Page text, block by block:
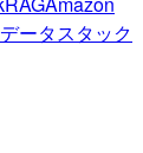
ータスタック